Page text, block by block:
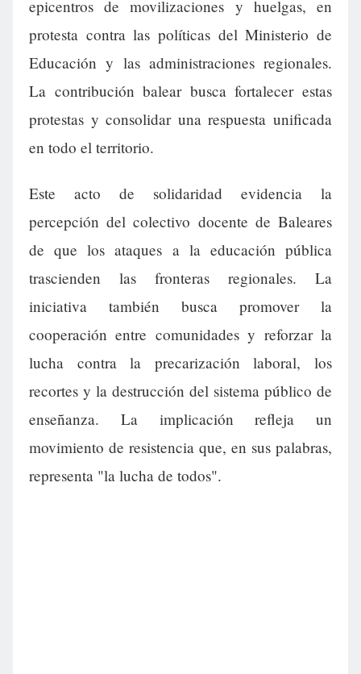
epicentros de movilizaciones y huelgas, en
protesta contra las políticas del Ministerio de
Educación y las administraciones regionales.
La contribución balear busca fortalecer estas
protestas y consolidar una respuesta unificada
en todo el territorio.
Este acto de solidaridad evidencia la
percepción del colectivo docente de Baleares
de que los ataques a la educación pública
trascienden las fronteras regionales. La
iniciativa también busca promover la
cooperación entre comunidades y reforzar la
lucha contra la precarización laboral, los
recortes y la destrucción del sistema público de
enseñanza. La implicación refleja un
movimiento de resistencia que, en sus palabras,
representa "la lucha de todos".